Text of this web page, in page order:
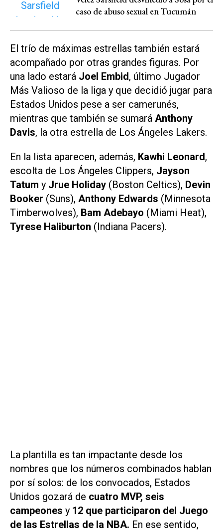
caso de abuso sexual en Tucumán
El trío de máximas estrellas también estará
acompañado por otras grandes figuras. Por
una lado estará Joel Embid, último Jugador
Más Valioso de la liga y que decidió jugar para
Estados Unidos pese a ser camerunés,
mientras que también se sumará Anthony
Davis, la otra estrella de Los Ángeles Lakers.
En la lista aparecen, además, Kawhi Leonard,
escolta de Los Ángeles Clippers, Jayson
Tatum y Jrue Holiday (Boston Celtics), Devin
Booker (Suns), Anthony Edwards (Minnesota
Timberwolves), Bam Adebayo (Miami Heat),
Tyrese Haliburton (Indiana Pacers).
La plantilla es tan impactante desde los
nombres que los números combinados hablan
por sí solos: de los convocados, Estados
Unidos gozará de cuatro MVP, seis
campeones y 12 que participaron del Juego
de las Estrellas de la NBA. En ese sentido,